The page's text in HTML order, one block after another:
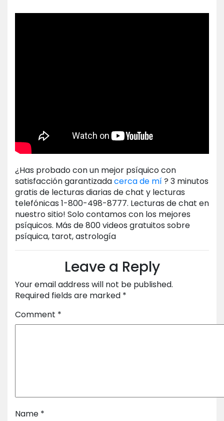
¿Has probado con un mejor psíquico con
satisfacción garantizadacerca de mí? 3 minutos
gratis de lecturas diarias de chat y lecturas
telefónicas 1-800-498-8777. Lecturas de chat en
nuestro sitio! Solo contamos con los mejores
psíquicos. Más de 800 videos gratuitos sobre
psíquica, tarot, astrología
Leave a Reply
Your email address will not be published.
Required fields are marked *
Comment *
Name *